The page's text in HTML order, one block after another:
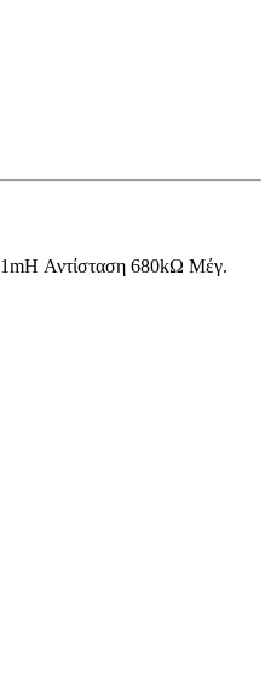
1mH Αντίσταση 680kΩ Μέγ.